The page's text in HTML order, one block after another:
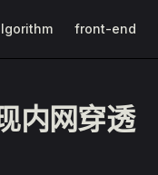
front-end
内网穿透